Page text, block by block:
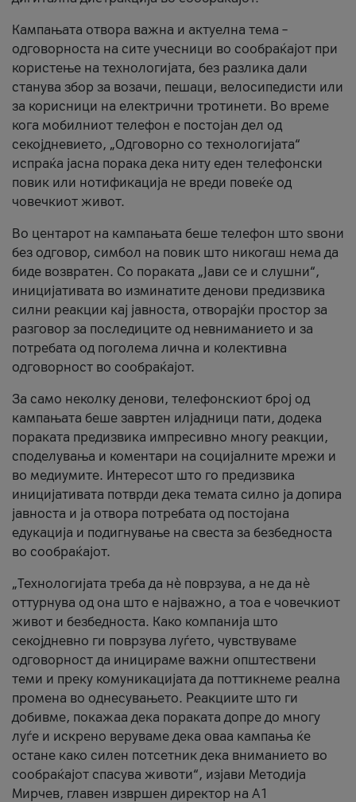
Кампањата отвора важна и актуелна тема –
одговорноста на сите учесници во сообраќајот при
користење на технологијата, без разлика дали
станува збор за возачи, пешаци, велосипедисти или
за корисници на електрични тротинети. Во време
кога мобилниот телефон е постојан дел од
секојдневието, „Одговорно со технологијата“
испраќа јасна порака дека ниту еден телефонски
повик или нотификација не вреди повеќе од
човечкиот живот.
Во центарот на кампањата беше телефон што ѕвони
без одговор, симбол на повик што никогаш нема да
биде возвратен. Со пораката „Јави се и слушни“,
иницијативата во изминатите денови предизвика
силни реакции кај јавноста, отворајќи простор за
разговор за последиците од невниманието и за
потребата од поголема лична и колективна
одговорност во сообраќајот.
За само неколку денови, телефонскиот број од
кампањата беше завртен илјадници пати, додека
пораката предизвика импресивно многу реакции,
споделувања и коментари на социјалните мрежи и
во медиумите. Интересот што го предизвика
иницијативата потврди дека темата силно ја допира
јавноста и ја отвора потребата од постојана
едукација и подигнување на свеста за безбедноста
во сообраќајот.
„Технологијата треба да нè поврзува, а не да нè
оттурнува од она што е најважно, а тоа е човечкиот
живот и безбедноста. Како компанија што
секојдневно ги поврзува луѓето, чувствуваме
одговорност да иницираме важни општествени
теми и преку комуникацијата да поттикнеме реална
промена во однесувањето. Реакциите што ги
добивме, покажаа дека пораката допре до многу
луѓе и искрено веруваме дека оваа кампања ќе
остане како силен потсетник дека вниманието во
сообраќајот спасува животи“, изјави Методија
Мирчев, главен извршен директор на А1